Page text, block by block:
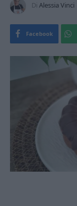
Di Alessia Vinci
Facebook